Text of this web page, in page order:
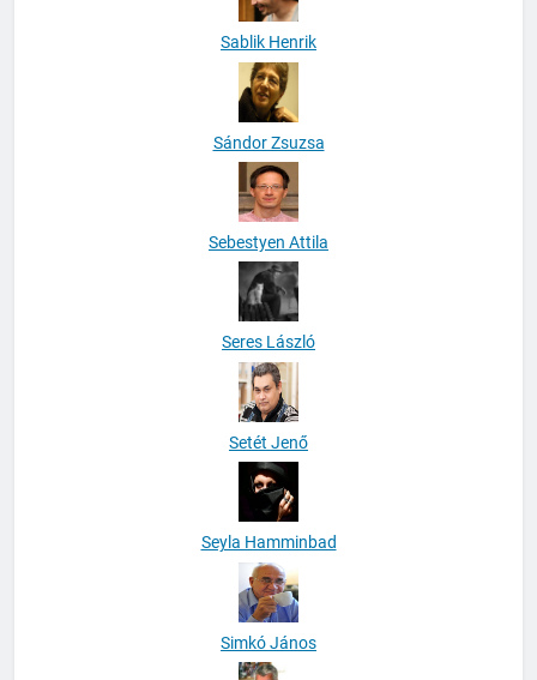
Sablik Henrik
Sándor Zsuzsa
Sebestyen Attila
Seres László
Setét Jenő
Seyla Hamminbad
Simkó János